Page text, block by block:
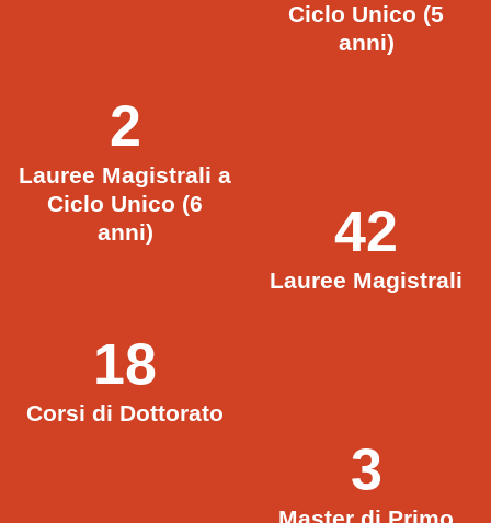
Ciclo Unico (5
anni)
2
Lauree Magistrali a
Ciclo Unico (6
anni)
42
Lauree Magistrali
18
Corsi di Dottorato
3